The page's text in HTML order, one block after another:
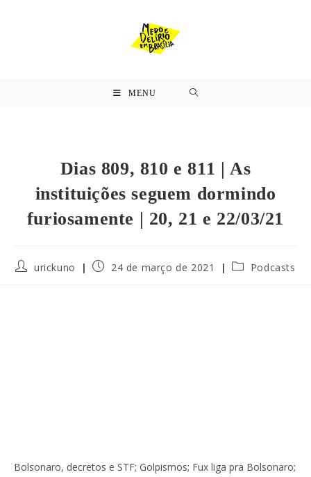
MENU
Dias 809, 810 e 811 | As
instituições seguem dormindo
furiosamente | 20, 21 e 22/03/21
urickuno 24 de março de 2021 Podcasts
Bolsonaro, decretos e STF; Golpismos; Fux liga pra Bolsonaro;